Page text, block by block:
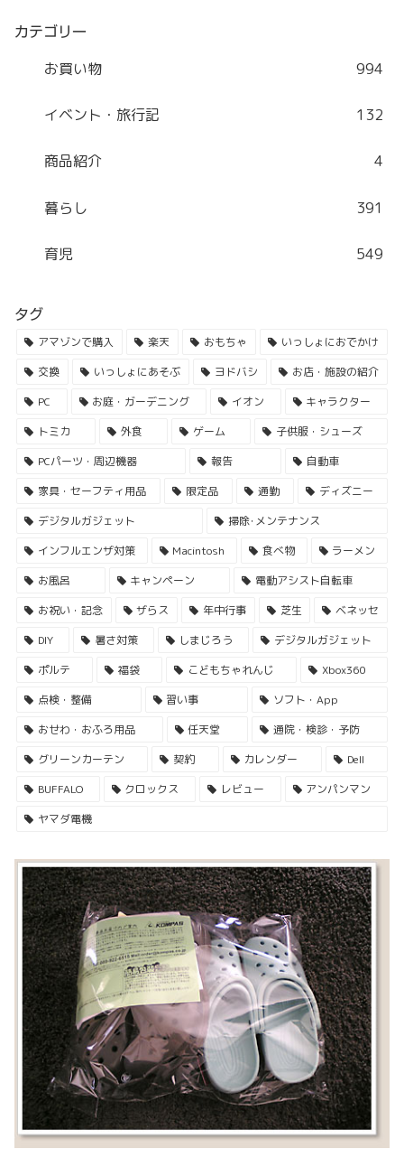
カテゴリー
お買い物 994
イベント・旅行記 132
商品紹介 4
暮らし 391
育児 549
タグ
アマゾンで購入 楽天 おもちゃ
いっしょにおでかけ
交換
いっしょにあそぶ ヨドバシ
お店・施設の紹介
PC
お庭・ガーデニング イオン
キャラクター
トミカ
外食 ゲーム
子供服・シューズ
PCパーツ・周辺機器
報告
自動車
家具・セーフティ用品
限定品 通勤
ディズニー
デジタルガジェット
掃除･メンテナンス
インフルエンザ対策
Macintosh 食べ物
ラーメン
お風呂
キャンペーン
電動アシスト自転車
お祝い・記念
ザらス 年中行事 芝生
ベネッセ
DIY
暑さ対策 しまじろう
デジタルガジェット
ポルテ
福袋 こどもちゃれんじ
Xbox360
点検・整備
習い事
ソフト・App
おせわ・おふろ用品
任天堂
通院・検診・予防
グリーンカーテン
契約 カレンダー
Dell
BUFFALO
クロックス レビュー
アンパンマン
ヤマダ電機